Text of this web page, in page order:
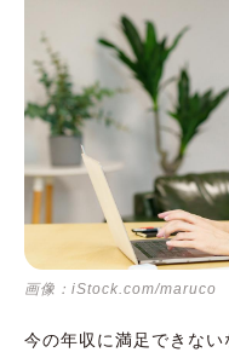
画像：iStock.com/maruco
今の年収に満足できな